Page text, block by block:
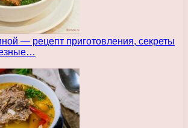
— рецепт приготовления, секреты